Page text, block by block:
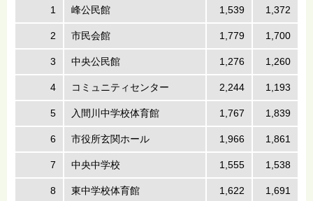
1 峰公民館 1,539 1,372
2 市民会館 1,779 1,700
3 中央公民館 1,276 1,260
4 コミュニティセンター 2,244 1,193
5 入間川中学校体育館 1,767 1,839
6 市役所玄関ホール 1,966 1,861
7 中央中学校 1,555 1,538
8 東中学校体育館 1,622 1,691